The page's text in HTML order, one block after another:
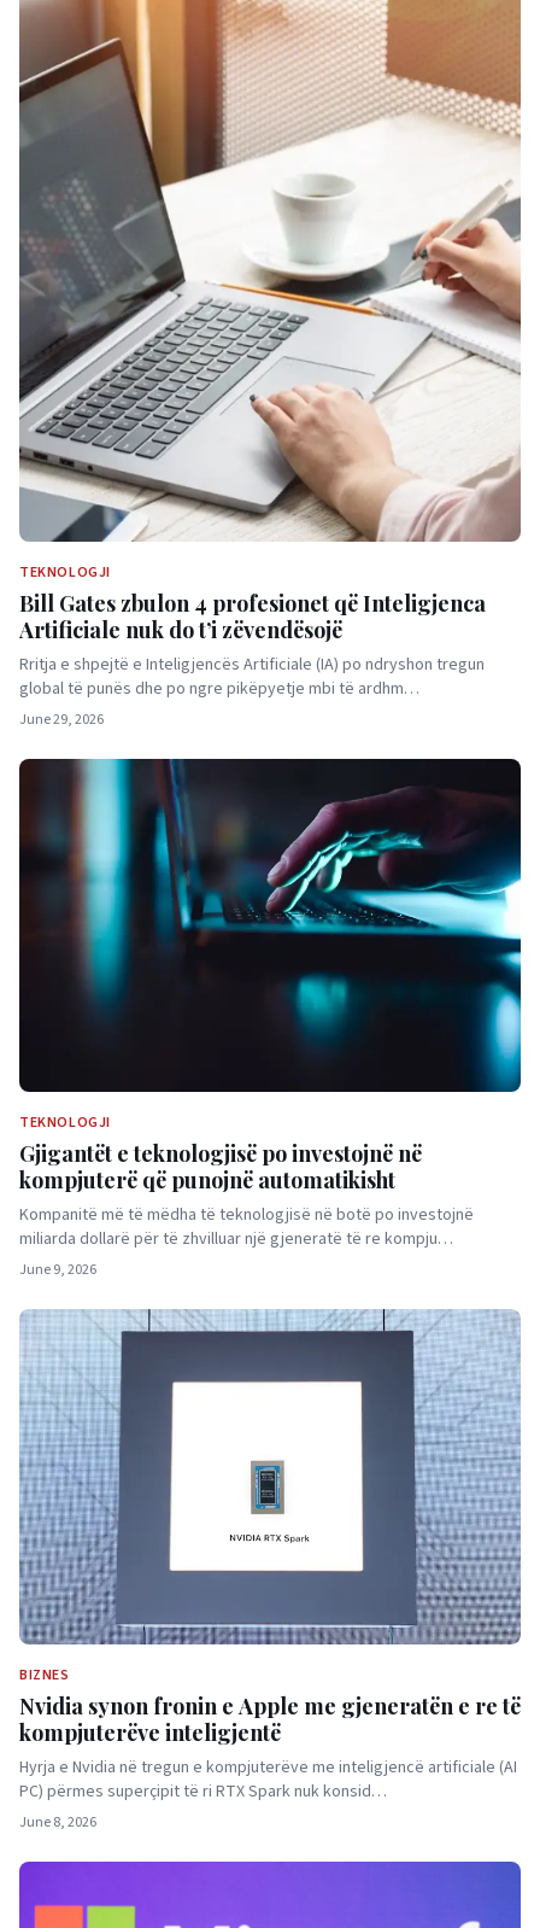
TEKNOLOGJI
Bill Gates zbulon 4 profesionet që Inteligjenca
Artificiale nuk do t’i zëvendësojë
Rritja e shpejtë e Inteligjencës Artificiale (IA) po ndryshon tregun
global të punës dhe po ngre pikëpyetje mbi të ardhm…
June 29, 2026
TEKNOLOGJI
Gjigantët e teknologjisë po investojnë në
kompjuterë që punojnë automatikisht
Kompanitë më të mëdha të teknologjisë në botë po investojnë
miliarda dollarë për të zhvilluar një gjeneratë të re kompju…
June 9, 2026
BIZNES
Nvidia synon fronin e Apple me gjeneratën e re të
kompjuterëve inteligjentë
Hyrja e Nvidia në tregun e kompjuterëve me inteligjencë artificiale (AI
PC) përmes superçipit të ri RTX Spark nuk konsid…
June 8, 2026